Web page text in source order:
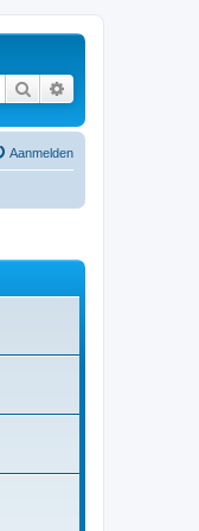
Zoek
Aanmelden